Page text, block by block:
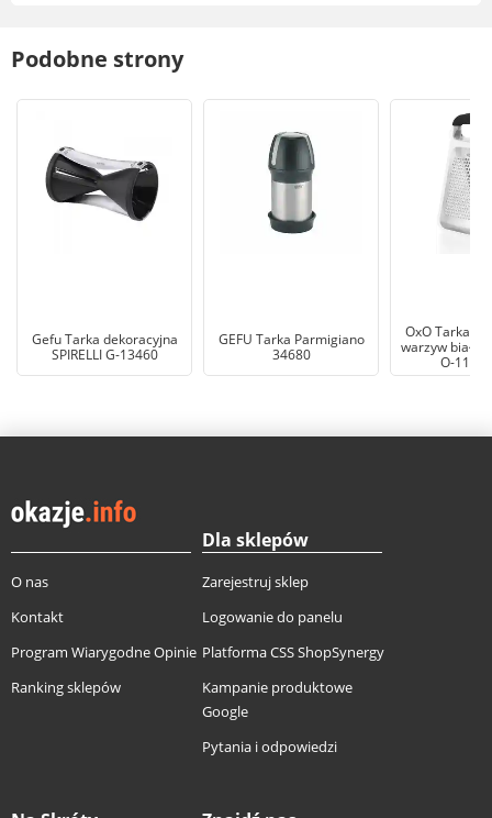
Podobne strony
Gefu Tarka dekoracyjna
SPIRELLI G-13460
GEFU Tarka Parmigiano
34680
OxO Tarka
warzyw biała,
O-
O nas
Kontakt
Program Wiarygodne Opinie
Ranking sklepów
Dla sklepów
Zarejestruj sklep
Logowanie do panelu
Platforma CSS ShopSynergy
Kampanie produktowe
Google
Pytania i odpowiedzi